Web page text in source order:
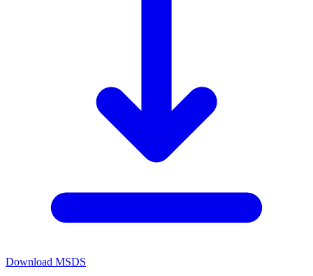
Download MSDS